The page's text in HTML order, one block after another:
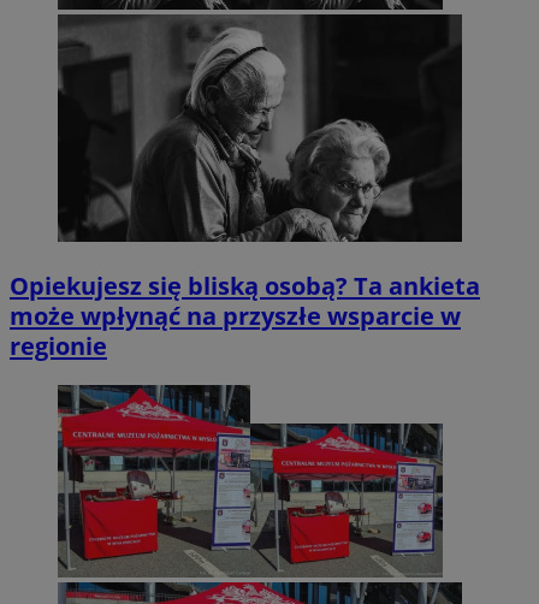
Opiekujesz się bliską osobą? Ta ankieta
może wpłynąć na przyszłe wsparcie w
regionie